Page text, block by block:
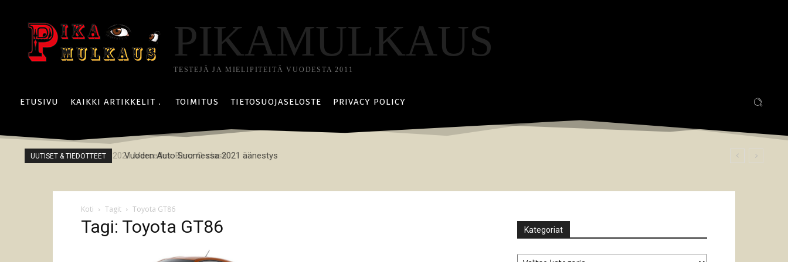
PIKAMULKAUS
TESTEJÄ JA MIELIPITEITÄ VUODESTA 2011
ETUSIVU KAIKKI ARTIKKELIT TOIMITUS TIETOSUOJASELOSTE PRIVACY POLICY
UUTISET & TIEDOTTEET 2021 Mercedes-Benz C-class
Vuoden Auto Suomessa 2021 äänestys
Koti Tagit Toyota GT86
Tagi: Toyota GT86 Kategoriat
Kategoriat